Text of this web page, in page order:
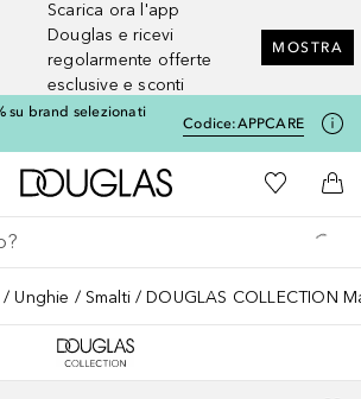
Scarica ora l'app
Douglas e ricevi
regolarmente offerte
esclusive e sconti
MOSTRA
su brand selezionati
Codice:APPCARE
A Douglas HomeAlla Mia
Al
Unghie Smalti DOUGLAS COLLECTION